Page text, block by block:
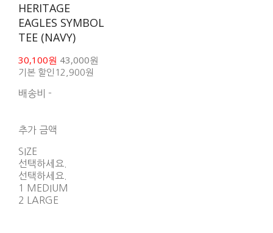
HERITAGE
EAGLES SYMBOL
TEE (NAVY)
30,100원 43,000원
기본 할인 12,900원
배송비 -
추가 금액
SIZE
선택하세요.
선택하세요.
1 MEDIUM
2 LARGE